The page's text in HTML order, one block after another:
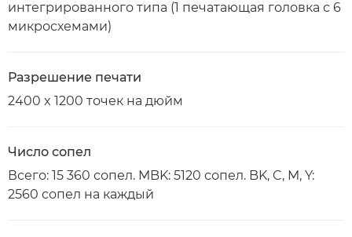
интегрированного типа (1 печатающая головка с 6
микросхемами)
Разрешение печати
2400 x 1200 точек на дюйм
Число сопел
Всего: 15 360 сопел. MBK: 5120 сопел. BK, C, M, Y:
2560 сопел на каждый